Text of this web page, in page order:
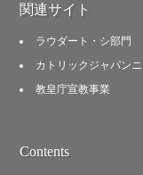
関連サイト
ラウダート・シ部門
カトリックジャパン
教皇庁宣教事業
Contents